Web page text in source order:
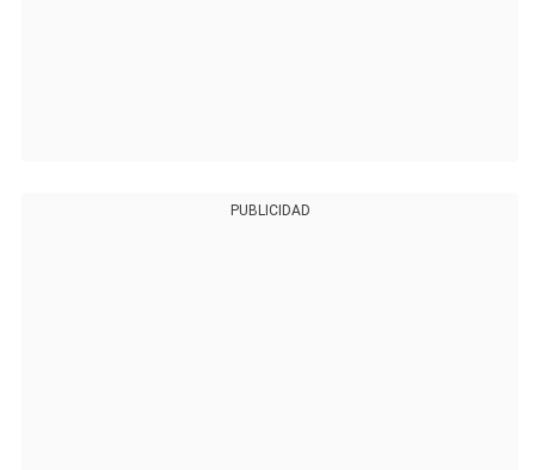
PUBLICIDAD